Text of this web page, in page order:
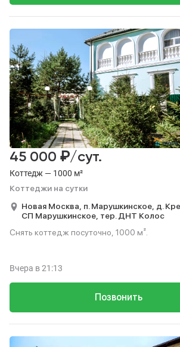
Коттедж — 1000 м²
Коттеджи на сутки
45 000 ₽/сут.
Новая Москва, п. Марушкинское, д.
СП Марушкинское, тер. ДНТ Колос
Снять коттедж посуточно, 1000 м².
Позвонить
Вчера в 21:13